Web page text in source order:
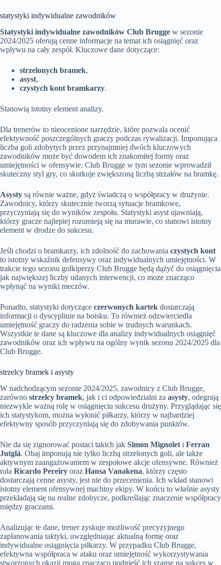
statystyki indywidualne zawodników
Statystyki indywidualne zawodników Club Brugge w sezonie
2024/2025 oferują cenne informacje na temat ich osiągnięć oraz
wpływu na cały zespół. Kluczowe dane dotyczące:
strzelonych bramek,
asyst,
czystych kont bramkarzy.
Stanowią istotny element analizy.
Dla trenerów to nieocenione narzędzie, które pozwala ocenić
efektywność poszczególnych graczy podczas rywalizacji. Imponująca
liczba goli zdobytych przez przynajmniej dwóch kluczowych
zawodników może być dowodem ich znakomitej formy oraz
umiejętności w ofensywie. Club Brugge w tym sezonie wprowadził
skuteczny styl gry, co skutkuje zwiększoną liczbą strzałów na bramkę.
Asysty są równie ważne, gdyż świadczą o współpracy w drużynie.
Zawodnicy, którzy skutecznie tworzą sytuacje bramkowe,
przyczyniają się do wyników zespołu. Statystyki asyst ujawniają,
którzy gracze najlepiej rozumieją się na murawie, co stanowi istotny
element w drodze do sukcesu.
Jeśli chodzi o bramkarzy, ich zdolność do zachowania czystych kont
to istotny wskaźnik defensywy oraz indywidualnych umiejętności. W
trakcie tego sezonu golkiperzy Club Brugge będą dążyć do osiągnięcia
jak największej liczby udanych interwencji, co może znacząco
wpłynąć na wyniki meczów.
Ponadto, statystyki dotyczące czerwonych kartek dostarczają
informacji o dyscyplinie na boisku. To również odzwierciedla
umiejętność graczy do radzenia sobie w trudnych warunkach.
Wszystkie te dane są kluczowe dla analizy indywidualnych osiągnięć
zawodników oraz ich wpływu na ogólny wynik sezonu 2024/2025 dla
Club Brugge.
strzelcy bramek i asysty
W nadchodzącym sezonie 2024/2025, zawodnicy z Club Brugge,
zarówno strzelcy bramek, jak i ci odpowiedzialni za asysty, odegrają
niezwykle ważną rolę w osiągnięciu sukcesu drużyny. Przyglądając się
ich statystykom, można wyłonić piłkarzy, którzy w najbardziej
efektywny sposób przyczyniają się do zdobywania punktów.
Nie da się zignorować postaci takich jak Simon Mignolet i Ferran
Jutglà. Obaj imponują nie tylko liczbą strzelonych goli, ale także
aktywnym zaangażowaniem w zespołowe akcje ofensywne. Również
rola Ricardo Pereiry oraz Hansa Vanakena, którzy często
dostarczają cenne asysty, jest nie do przecenienia. Ich wkład stanowi
istotny element ofensywnej machiny ekipy. W końcu to właśnie asysty
przekładają się na realne zdobycze, podkreślając znaczenie współpracy
między graczami.
Analizując te dane, trener zyskuje możliwość precyzyjnego
zaplanowania taktyki, uwzględniając aktualną formę oraz
indywidualne osiągnięcia piłkarzy. W przypadku Club Brugge,
efektywna współpraca w ataku oraz umiejętność wykorzystywania
stworzonych okazji mogą znacząco podnieść ich szanse na sukces w